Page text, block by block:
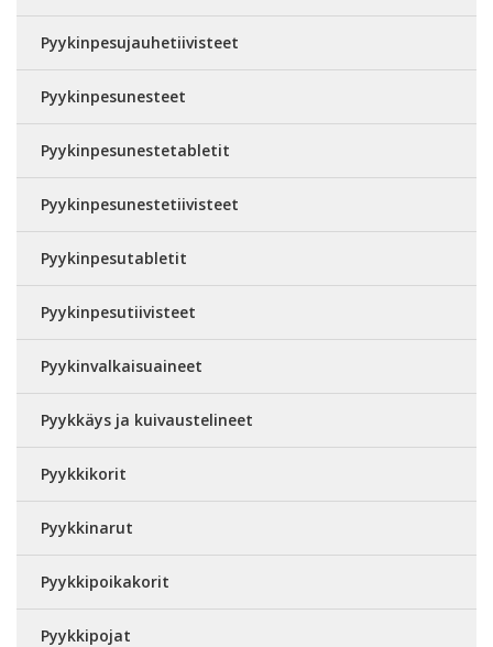
Pyykinpesujauhetiivisteet
Pyykinpesunesteet
Pyykinpesunestetabletit
Pyykinpesunestetiivisteet
Pyykinpesutabletit
Pyykinpesutiivisteet
Pyykinvalkaisuaineet
Pyykkäys ja kuivaustelineet
Pyykkikorit
Pyykkinarut
Pyykkipoikakorit
Pyykkipojat